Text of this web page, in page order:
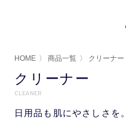
HOME 〉 商品一覧 〉 クリーナー
クリーナー
CLEANER
日用品も肌にやさしさを。